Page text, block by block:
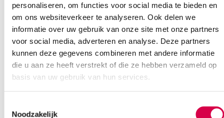
personaliseren, om functies voor social media te bieden en
om ons websiteverkeer te analyseren. Ook delen we
informatie over uw gebruik van onze site met onze partners
voor social media, adverteren en analyse. Deze partners
kunnen deze gegevens combineren met andere informatie
die u aan ze heeft verstrekt of die ze hebben verzameld op
basis van uw gebruik van hun services.
Noodzakelijk
Ook interessant